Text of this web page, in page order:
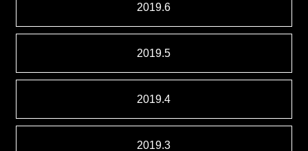
2019.6
2019.5
2019.4
2019.3